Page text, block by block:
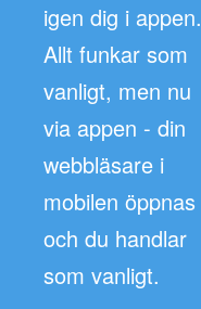
igen dig i appen.
Allt funkar som
vanligt, men nu
via appen - din
webbläsare i
mobilen öppnas
och du handlar
som vanligt.